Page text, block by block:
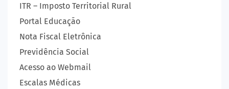
ITR – Imposto Territorial Rural
Portal Educação
Nota Fiscal Eletrônica
Previdência Social
Acesso ao Webmail
Escalas Médicas